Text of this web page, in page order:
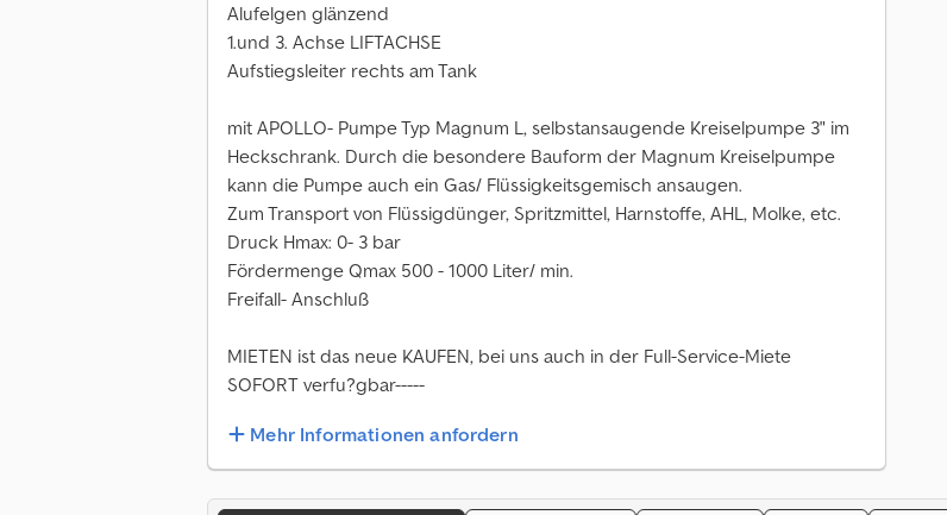
Alufelgen glänzend
1.und 3. Achse LIFTACHSE
Aufstiegsleiter rechts am Tank
mit APOLLO- Pumpe Typ Magnum L, selbstansaugende Kreiselpumpe 3" im
Heckschrank. Durch die besondere Bauform der Magnum Kreiselpumpe
kann die Pumpe auch ein Gas/ Flüssigkeitsgemisch ansaugen.
Zum Transport von Flüssigdünger, Spritzmittel, Harnstoffe, AHL, Molke, etc.
Druck Hmax: 0- 3 bar
Fördermenge Qmax 500 - 1000 Liter/ min.
Freifall- Anschluß
MIETEN ist das neue KAUFEN, bei uns auch in der Full-Service-Miete
SOFORT verfu?gbar-----
Mehr Informationen anfordern